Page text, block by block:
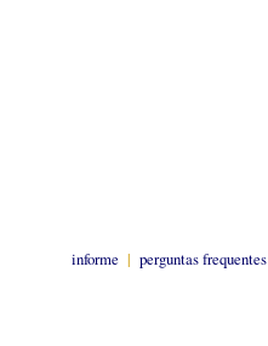
informe | perguntas frequentes